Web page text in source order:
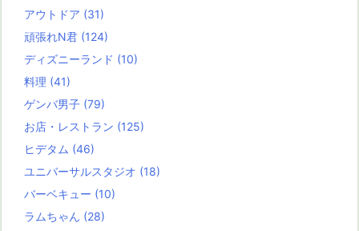
アウトドア (31)
頑張れN君 (124)
ディズニーランド (10)
料理 (41)
ゲンバ男子 (79)
お店・レストラン (125)
ヒデタム (46)
ユニバーサルスタジオ (18)
バーベキュー (10)
ラムちゃん (28)